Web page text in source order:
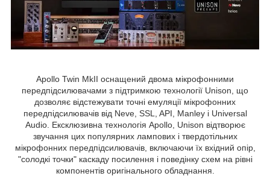
Apollo Twin MkII оснащений двома мікрофонними
передпідсилювачами з підтримкою технології Unison, що
дозволяє відстежувати точні емуляції мікрофонних
передпідсилювачів від Neve, SSL, API, Manley і Universal
Audio. Ексклюзивна технологія Apollo, Unison відтворює
звучання цих популярних лампових і твердотільних
мікрофонних передпідсилювачів, включаючи їх вхідний опір,
"солодкі точки" каскаду посилення і поведінку схем на рівні
компонентів оригінального обладнання.